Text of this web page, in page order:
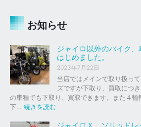
お知らせ
ジャイロ以外のバイク
はじめました。
2023年7月22日
当店ではメインで取り扱っ
ズですが下取り、買取につ
の車種でも下取り、買取できます。また４輪
下… 続きを読む
ャ